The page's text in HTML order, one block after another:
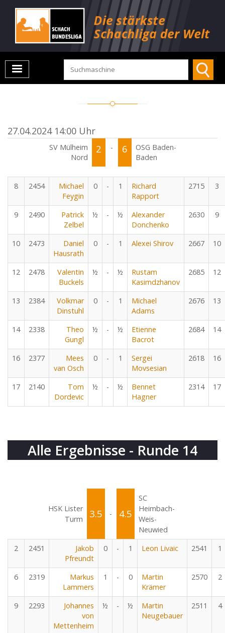
27.04.2024 14:00 Uhr
SV Mülheim
Nord
2 - 6
OSG Baden-
Baden
8 2454
Michael
Feygin
0 - 1
Richard
Rapport
2715 3
9 2490
Patrick
Zelbel
½ - ½
Alexander
Donchenko
2630 9
10 2473
Daniel
Hausrath
0 - 1 Alexei Shirov 2667 10
12 2478
Valentin
Buckels
½ - ½
Rustam
Kasimdzhanov
2685 12
13 2384
Volkmar
Dinstuhl
0 - 1
Michael
Adams
2676 13
14 2338
Theo
Gungl
½ - ½
Etienne
Bacrot
2684 14
16 2377
Mees
van Osch
0 - 1
Sergei
Movsesian
2618 16
17 2140
Tom
Dordevic
½ - ½
Bennet
Hagner
2314 17
Alle Ergebnisse - Runde 14
HSK Lister
Turm
3.5 - 4.5
SC
Heimbach-
Weis-
Neuwied
2
2451
Jakob
Pfreundt
0 - 1 Leon Livaic 2541 1
6 2319
Markus
Lammers
1 - 0
Martin
Krämer
2570 2
9 2293
Johannes
von
Mettenheim
½ - ½
Martin
Neugebauer
2511 4